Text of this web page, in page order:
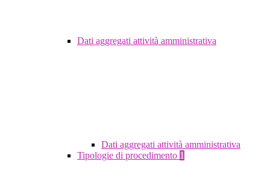
Dati aggregati attività amministrativa
Dati aggregati attività amministrativa
Tipologie di procedimento 1